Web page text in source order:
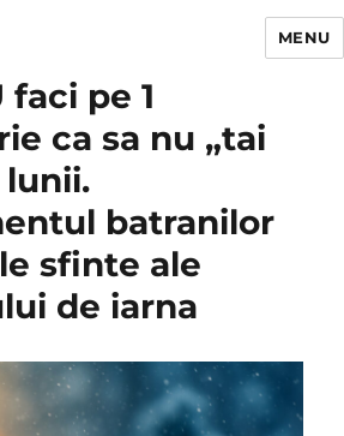
MENU
faci pe 1
ca sa nu „tai
lunii.
batranilor
sfinte ale
de iarna